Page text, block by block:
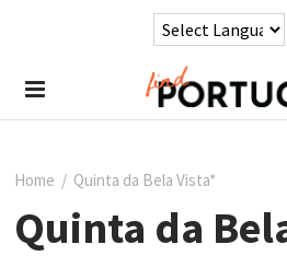
Home / Quinta da Bela Vista*
Quinta da